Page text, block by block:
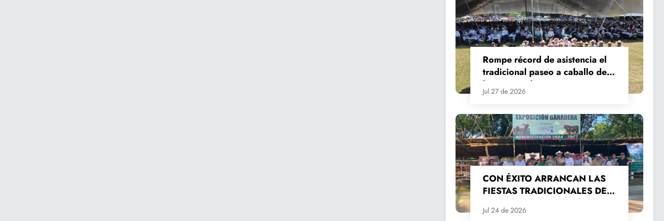
Rompe récord de asistencia el
tradicional paseo a caballo de
las Fiestas de Santiago y Santa
Ana
Jul 27 de 2026
CON ÉXITO ARRANCAN LAS
FIESTAS TRADICIONALES DE
2026
Jul 24 de 2026